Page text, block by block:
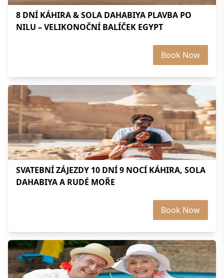
8 DNÍ KÁHIRA & SOLA DAHABIYA PLAVBA PO
NILU – VELIKONOČNÍ BALÍČEK EGYPT
Book Now
SVATEBNÍ ZÁJEZDY 10 DNÍ 9 NOCÍ KÁHIRA, SOLA
DAHABIYA A RUDÉ MOŘE
Book Now